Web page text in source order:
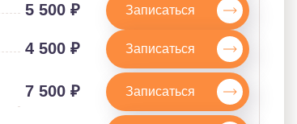
5 500 ₽ Записаться
4 500 ₽ Записаться
7 500 ₽ Записаться